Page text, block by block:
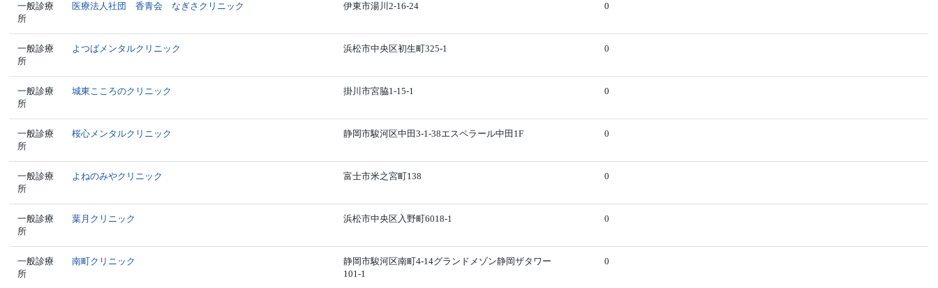
一般診療
所
医療法人社団 香青会 なぎさクリニック 伊東市湯川2-16-24 0
一般診療
所
よつばメンタルクリニック 浜松市中央区初生町325-1 0
一般診療
所
城東こころのクリニック 掛川市宮脇1-15-1 0
一般診療
所
桜心メンタルクリニック 静岡市駿河区中田3-1-38エスペラール中田1F 0
一般診療
所
よねのみやクリニック 富士市米之宮町138 0
一般診療
所
葉月クリニック 浜松市中央区入野町6018-1 0
一般診療
所
南町クリニック
静岡市駿河区南町4-14グランドメゾン静岡ザタワー
101-1
0